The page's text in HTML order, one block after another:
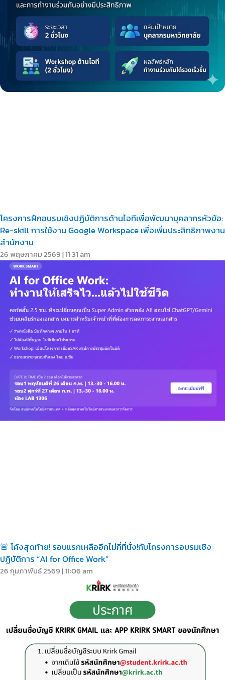
โครงการฝึกอบรมเชิงปฏิบัติการด้านไอทีเพื่อพัฒนาบุคลากรหัวข้อ:
Re-skill การใช้งาน Google Workspace เพื่อเพิ่มประสิทธิภาพงาน
สำนักงาน
26 พฤษภาคม 2569 11:31 am
🚨 โค้งสุดท้าย! รอบแรกเหลืออีกไม่กี่ที่นั่ง!กับโครงการอบรมเชิง
ปฏิบัติการ “AI for Office Work”
26 กุมภาพันธ์ 2569 11:06 am